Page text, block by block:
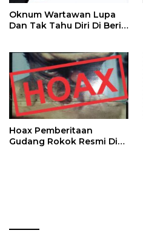
Oknum Wartawan Lupa
Dan Tak Tahu Diri Di Beri
Hoax Pemberitaan
Gudang Rokok Resmi Di